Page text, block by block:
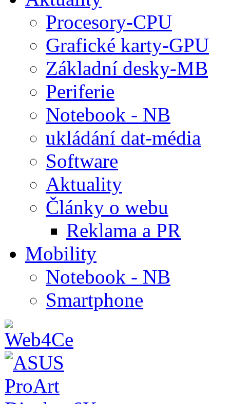
Procesory-CPU
Grafické karty-GPU
Základní desky-MB
Periferie
Notebook - NB
ukládání dat-média
Software
Aktuality
Články o webu
Reklama a PR
Mobility
Notebook - NB
Smartphone